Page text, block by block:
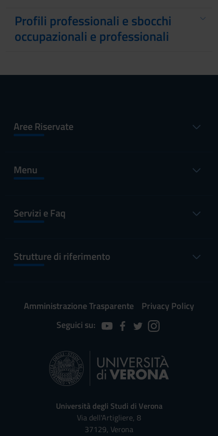
Profili professionali e sbocchi
occupazionali e professionali
Aree Riservate
Menu
Servizi e Faq
Strutture di riferimento
Amministrazione Trasparente
Privacy Policy
Seguici su:
Università degli Studi di Verona
Via dell'Artigliere, 8
37129, Verona